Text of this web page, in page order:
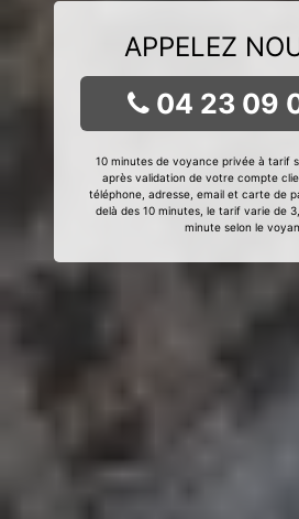
APPELEZ
04 23 09
10 minutes de voyance privée à tarif
après validation de votre compte
téléphone, adresse, email et carte de
delà des 10 minutes, le tarif varie de
minute selon le